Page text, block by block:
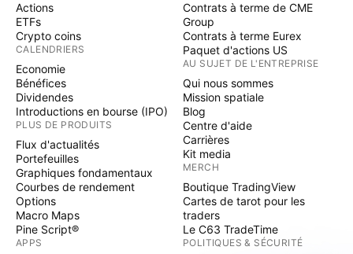
Actions
ETFs
Crypto coins
CALENDRIERS
Economie
Bénéfices
Dividendes
Introductions en bourse (IPO)
PLUS DE PRODUITS
Flux d'actualités
Portefeuilles
Graphiques fondamentaux
Courbes de rendement
Options
Macro Maps
Pine Script®
APPS
Contrats à terme de CME
Group
Contrats à terme Eurex
Paquet d'actions US
AU SUJET DE L'ENTREPRISE
Qui nous sommes
Mission spatiale
Blog
Centre d'aide
Carrières
Kit media
MERCH
Boutique TradingView
Cartes de tarot pour les
traders
Le C63 TradeTime
POLITIQUES & SÉCURITÉ